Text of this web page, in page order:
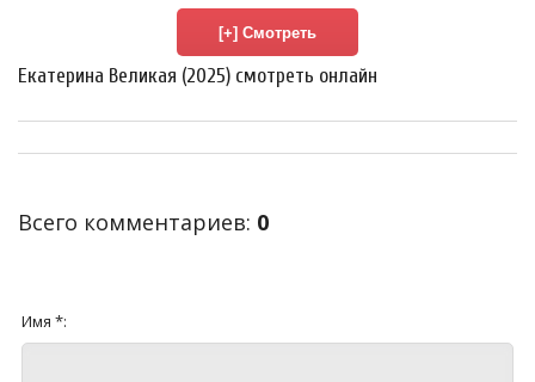
Екатерина Великая (2025) смотреть онлайн
Всего комментариев: 0
Имя *: